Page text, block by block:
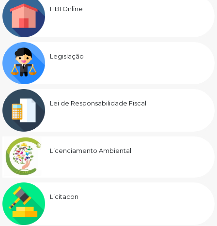
ITBI Online
Legislação
Lei de Responsabilidade Fiscal
Licenciamento Ambiental
Licitacon